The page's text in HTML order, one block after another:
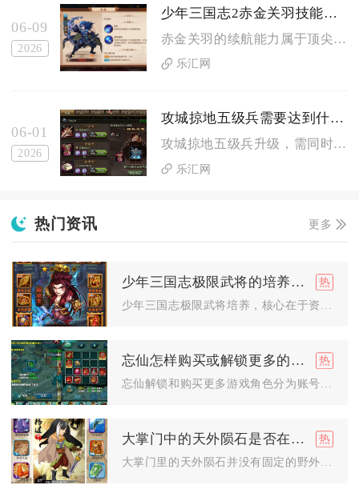
06-09
2026
少年三国志2赤金关羽技能的续航能力如何
赤金关羽的续航能力属于顶尖水准，兼具强生存、稳定回怒与持续压...
乐汇网
06-01
2026
攻城掠地五级兵需要达到什么条件才能升级
攻城掠地五级兵升级，需同时满足主城等级100级、对应军营30...
乐汇网
热门资讯 更多
少年三国志极限武将的培养还有哪些值得探索的方法
忘仙怎样购买或解锁更多的游戏角色
大掌门中的天外陨石是否在哪里